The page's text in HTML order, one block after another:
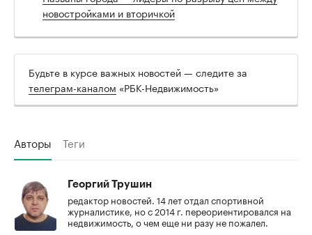
новостройками и вторичкой
Будьте в курсе важных новостей — следите за
телеграм-каналом «РБК-Недвижимость»
Авторы Теги
Георгий Трушин
редактор новостей. 14 лет отдал спортивной
журналистике, но с 2014 г. переориентировался на
недвижимость, о чем еще ни разу не пожалел.